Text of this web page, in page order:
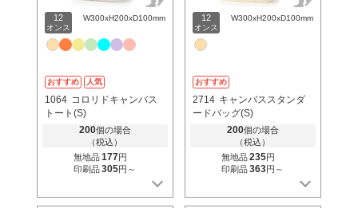
12
オンス
W300xH200xD100mm
おすすめ 人気
1064 コロリドキャンバス
トート(S)
200個の場合
（税込）
無地品 177円
印刷品 305円～
12
オンス
W300xH200xD100mm
おすすめ
2714 キャンバススタンダ
ードバッグ(S)
200個の場合
（税込）
無地品 235円
印刷品 363円～